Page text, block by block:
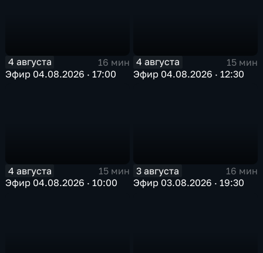
4 августа
16 мин
Эфир 04.08.2026 · 17:00
4 августа
15 мин
Эфир 04.08.2026 · 12:30
4 августа
15 мин
Эфир 04.08.2026 · 10:00
3 августа
16 мин
Эфир 03.08.2026 · 19:30